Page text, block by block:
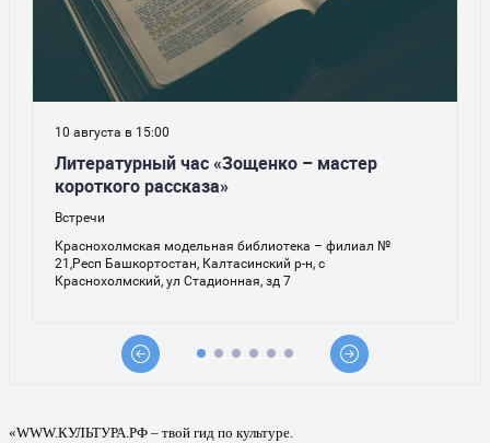
«WWW.КУЛЬТУРА.РФ – твой гид по культуре.